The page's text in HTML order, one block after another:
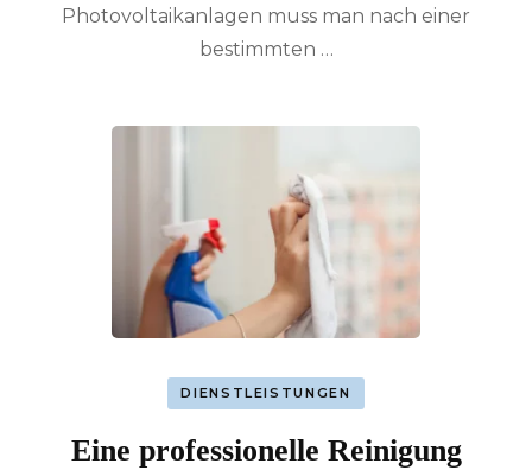
Photovoltaikanlagen muss man nach einer
bestimmten …
DIENSTLEISTUNGEN
Eine professionelle Reinigung